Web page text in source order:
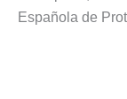
Española de